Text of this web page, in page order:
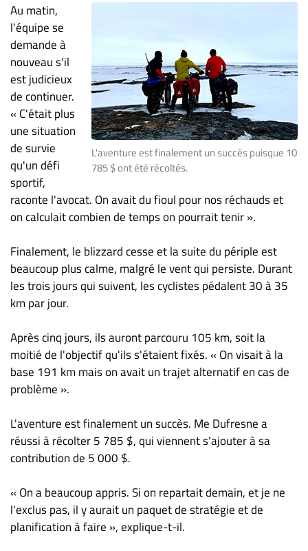
L'aventure est finalement un succès puisque 10
785 $ ont été récoltés.
Au matin,
l'équipe se
demande à
nouveau s'il
est judicieux
de continuer.
« C'était plus
une situation
de survie
qu'un défi
sportif,
raconte l'avocat. On avait du fioul pour nos réchauds et
on calculait combien de temps on pourrait tenir ».
Finalement, le blizzard cesse et la suite du périple est
beaucoup plus calme, malgré le vent qui persiste. Durant
les trois jours qui suivent, les cyclistes pédalent 30 à 35
km par jour.
Après cinq jours, ils auront parcouru 105 km, soit la
moitié de l'objectif qu'ils s'étaient fixés. « On visait à la
base 191 km mais on avait un trajet alternatif en cas de
problème ».
L'aventure est finalement un succès. Me Dufresne a
réussi à récolter 5 785 $, qui viennent s'ajouter à sa
contribution de 5 000 $.
« On a beaucoup appris. Si on repartait demain, et je ne
l'exclus pas, il y aurait un paquet de stratégie et de
planification à faire », explique-t-il.